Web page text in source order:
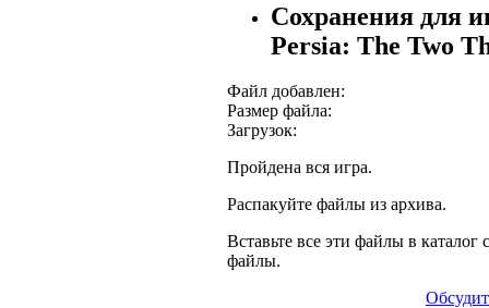
Сохранения для
Persia: The Two
Файл добавлен:
Размер файла:
Загрузок:
Пройдена вся игра.
Распакуйте файлы из архива.
Вставьте все эти файлы в каталог
файлы.